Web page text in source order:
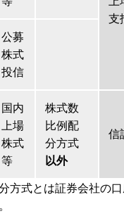
支
公募
株式
投信
国内
上場
株式
等
株式数
比例配
分方式
以外
信
方式とは証券会社の